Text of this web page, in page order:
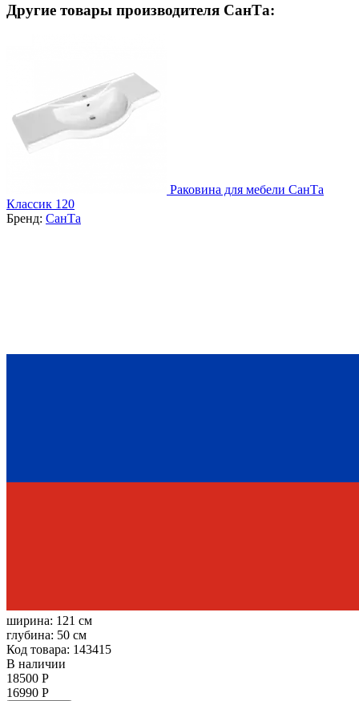
Другие товары производителя СанТа:
Раковина для мебели СанТа
Классик 120
Бренд: СанТа
ширина: 121 см
глубина: 50 см
Код товара: 143415
В наличии
18500 Р
16990 Р